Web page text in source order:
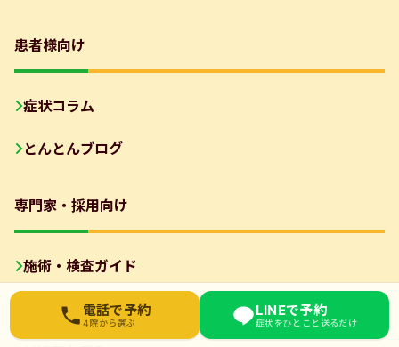
患者様向け
症状コラム
とんとんブログ
専門家・採用向け
施術・検査ガイド
セラピスト向け
お近くの院を選んでください
東武練馬院 03-6912-3076
電話で予約
4院から選ぶ
LINEで予約
症状をひとこと送るだけ